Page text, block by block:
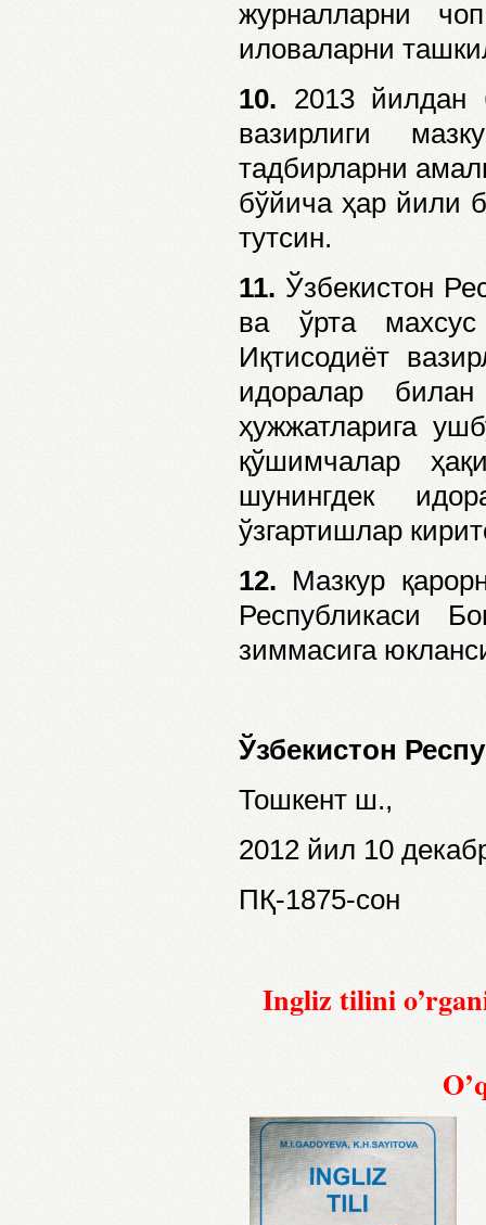
журналларни
иловаларни
10. 2013 йилдан
вазирлиги
тадбирларни
бўйича ҳар йили
тутсин.
11. Ўзбекистон
ва ўрта
Иқтисодиёт
идоралар
ҳужжатларига
қўшимчалар
шунингдек
ўзгартишлар
12. Мазкур
Республикаси
зиммасига
Ўзбекистон
Тошкент ш.,
2012 йил 10
ПҚ-1875-сон
Ingliz tilini